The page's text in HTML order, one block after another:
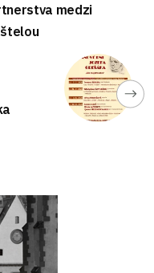
medzi